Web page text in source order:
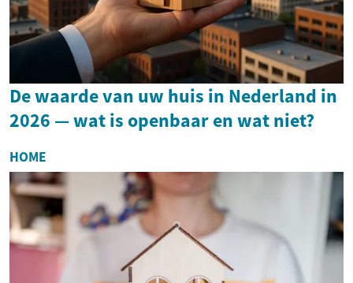
De waarde van uw huis in Nederland in
2026 — wat is openbaar en wat niet?
HOME